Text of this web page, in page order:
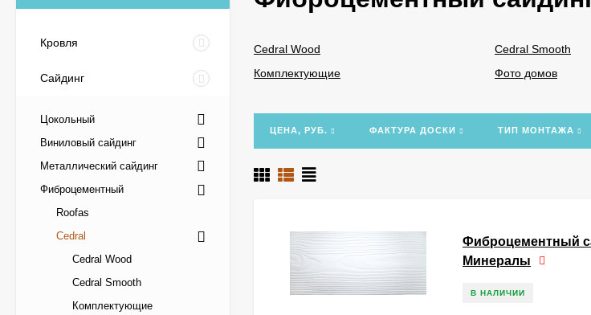
Cedral Wood
Cedral Smooth
Комплектующие
Фото домов
ЦЕНА, РУБ. ФАКТУРА ДОСКИ ТИП МОНТАЖА
Фиброцементный
Минералы
В НАЛИЧИИ
Кровля
Сайдинг
Цокольный
Виниловый сайдинг
Металлический сайдинг
Фиброцементный
Roofas
Cedral
Cedral Wood
Cedral Smooth
Комплектующие